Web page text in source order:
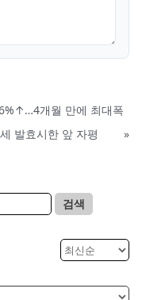
개월 만에 최대폭
발효시한 앞 자평
»
검색